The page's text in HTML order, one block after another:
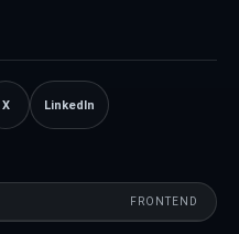
X LinkedIn
FRONTEND